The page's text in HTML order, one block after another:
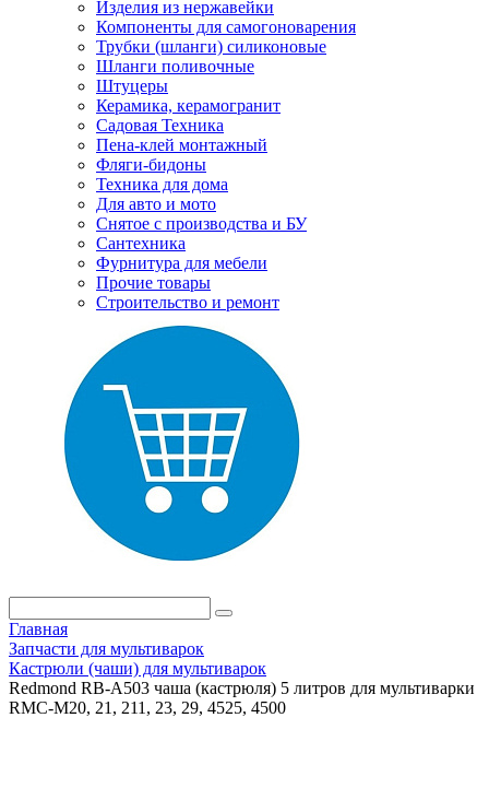
Изделия из нержавейки
Компоненты для самогоноварения
Трубки (шланги) силиконовые
Шланги поливочные
Штуцеры
Керамика, керамогранит
Садовая Техника
Пена-клей монтажный
Фляги-бидоны
Техника для дома
Для авто и мото
Снятое с производства и БУ
Сантехника
Фурнитура для мебели
Прочие товары
Строительство и ремонт
Главная
Запчасти для мультиварок
Кастрюли (чаши) для мультиварок
Redmond RB-A503 чаша (кастрюля) 5 литров для мультиварки
RMC-M20, 21, 211, 23, 29, 4525, 4500